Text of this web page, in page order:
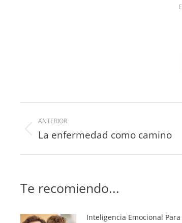
ANTERIOR
La enfermedad como camino
Te recomiendo...
Inteligencia Emocional